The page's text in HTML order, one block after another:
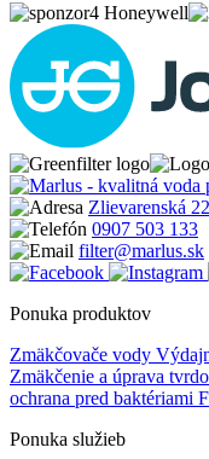
Zlievarenská
0907 503 133
filter@marlus.sk
Ponuka produktov
Zmäkčovače vody
Zmäkčenie a úprava
ochrana pred baktériami
Ponuka služieb